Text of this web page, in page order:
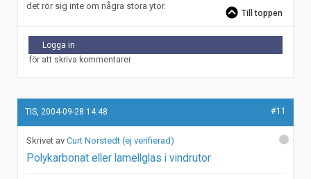
det rör sig inte om några stora ytor.
Till toppen
Logga in
för att skriva kommentarer
TIS, 2004-09-28 14:48 #11
Curt Norstedt (ej verifierad)
Polykarbonat eller lamellglas i vindrutor